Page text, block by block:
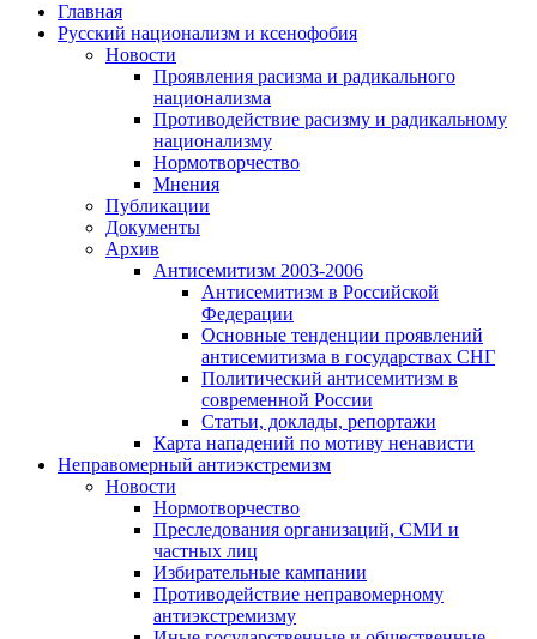
Главная
Русский национализм и ксенофобия
Новости
Проявления расизма и радикального
национализма
Противодействие расизму и радикальному
национализму
Нормотворчество
Мнения
Публикации
Документы
Архив
Антисемитизм 2003-2006
Антисемитизм в Российской
Федерации
Основные тенденции проявлений
антисемитизма в государствах СНГ
Политический антисемитизм в
современной России
Статьи, доклады, репортажи
Карта нападений по мотиву ненависти
Неправомерный антиэкстремизм
Новости
Нормотворчество
Преследования организаций, СМИ и
частных лиц
Избирательные кампании
Противодействие неправомерному
антиэкстремизму